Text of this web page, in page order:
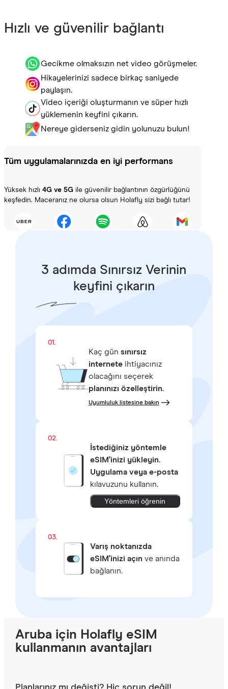
Hızlı ve güvenilir bağlantı
Gecikme olmaksızın net video görüşmeler.
Hikayelerinizi sadece birkaç saniyede
paylaşın.
Video içeriği oluşturmanın ve süper hızlı
yüklemenin keyfini çıkarın.
Nereye giderseniz gidin yolunuzu bulun!
Tüm uygulamalarınızda en iyi performans
Yüksek hızlı 4G ve 5G ile güvenilir bağlantının özgürlüğünü
keşfedin. Maceranız ne olursa olsun Holafly sizi bağlı tutar!
3 adımda Sınırsız Verinin
keyfini çıkarın
01.
Kaç gün sınırsız
interneteihtiyacınız
olacağını seçerek
planınızı özelleştirin.
Uyumluluk listesine bakın
02.
İstediğiniz yöntemle
eSIM'inizi yükleyin.
Uygulama veya e-posta
kılavuzunu kullanın.
Yöntemleri öğrenin
03.
Varış noktanızda
eSIM'inizi açınve anında
bağlanın.
Aruba için Holafly eSIM
kullanmanın avantajları